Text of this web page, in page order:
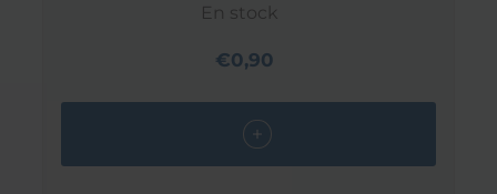
En stock
€0,90